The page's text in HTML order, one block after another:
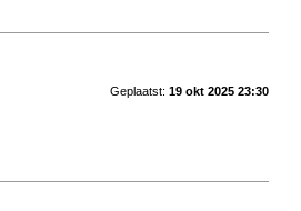
Geplaatst: 19 okt 2025 23:30